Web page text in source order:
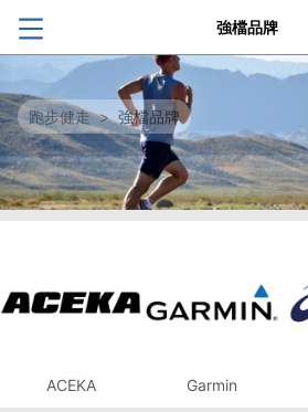
強檔品牌
跑步健走 > 強檔品牌
ACEKA Garmin